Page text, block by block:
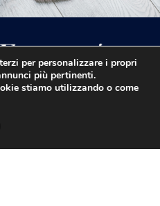
di pulizie competente
la ditta Berti & Ferraresi!
per personalizzare i propri
più pertinenti.
stiamo utilizzando o come